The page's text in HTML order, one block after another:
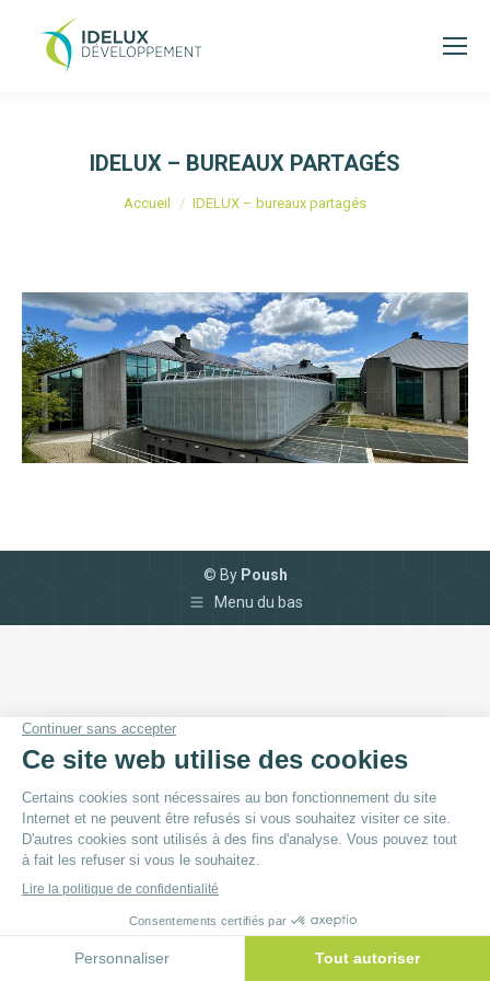
IDELUX – BUREAUX PARTAGÉS
Vous êtes ici :
Accueil IDELUX – bureaux partagés
© By Poush
Menu du bas